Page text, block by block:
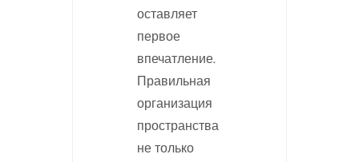
оставляет
первое
впечатление.
Правильная
организация
пространства
не только